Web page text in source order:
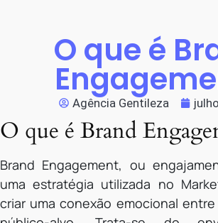
O que é
Agência Gentileza
O que é Brand
Brand Engagement, ou
uma estratégia utilizada no
criar uma conexão emocional